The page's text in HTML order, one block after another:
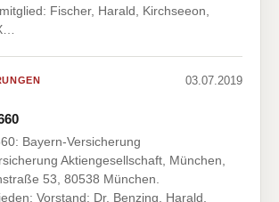
Fischer, Harald, Kirchseeon,
03.07.2019
Bayern-Versicherung
Aktiengesellschaft, München,
53, 80538 München.
Vorstand: Dr. Benzing, Harald,